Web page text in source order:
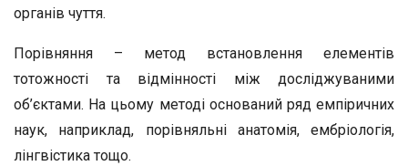
органів чуття.
Порівняння – метод встановлення елементів
тотожності та відмінності між досліджуваними
об’єктами. На цьому методі оснований ряд емпіричних
наук, наприклад, порівняльні анатомія, ембріологія,
лінгвістика тощо.